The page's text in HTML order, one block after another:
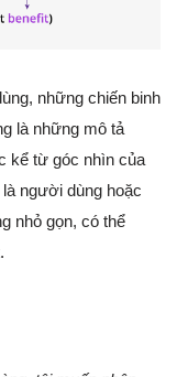
những chiến binh
là những mô tả
kể từ góc nhìn của
người dùng hoặc
nhỏ gọn, có thể